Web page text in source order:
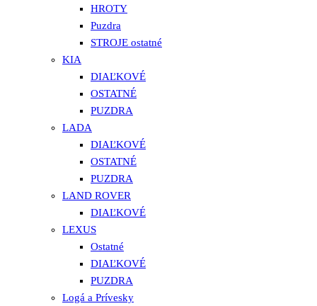
HROTY
Puzdra
STROJE ostatné
KIA
DIAĽKOVÉ
OSTATNÉ
PUZDRA
LADA
DIAĽKOVÉ
OSTATNÉ
PUZDRA
LAND ROVER
DIAĽKOVÉ
LEXUS
Ostatné
DIAĽKOVÉ
PUZDRA
Logá a Prívesky